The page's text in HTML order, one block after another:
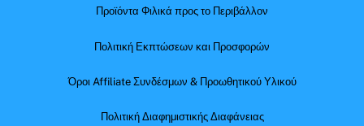
Προϊόντα Φιλικά προς το Περιβάλλον
Πολιτική Εκπτώσεων και Προσφορών
Όροι Affiliate Συνδέσμων & Προωθητικού Υλικού
Πολιτική Διαφημιστικής Διαφάνειας